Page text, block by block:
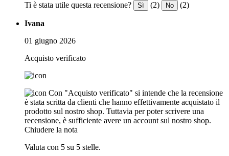
Ti è stata utile questa recensione? Sì (2) No (2)
Ivana
01 giugno 2026
Acquisto verificato
Con "Acquisto verificato" si intende che la recensione
è stata scritta da clienti che hanno effettivamente acquistato il
prodotto sul nostro shop. Tuttavia per poter scrivere una
recensione, è sufficiente avere un account sul nostro shop.
Chiudere la nota
Valuta con 5 su 5 stelle.